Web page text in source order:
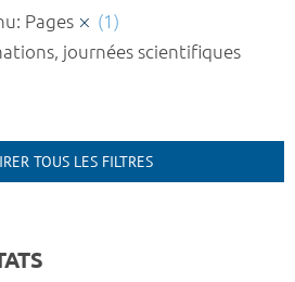
Pages
(1)
journées scientifiques
TOUS LES FILTRES